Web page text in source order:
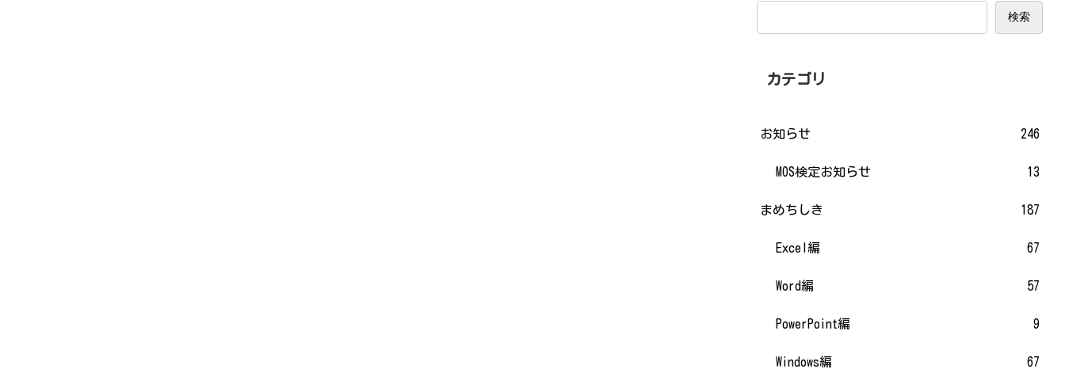
検索
カテゴリ
お知らせ 246
MOS検定お知らせ 13
まめちしき 187
Excel編 67
Word編 57
PowerPoint編 9
Windows編 67